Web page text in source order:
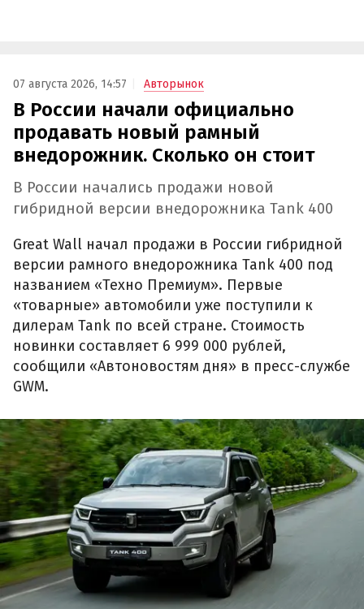
07 августа 2026, 14:57 Авторынок
В России начали официально
продавать новый рамный
внедорожник. Сколько он стоит
В России начались продажи новой
гибридной версии внедорожника Tank 400
Great Wall начал продажи в России гибридной
версии рамного внедорожника Tank 400 под
названием «Техно Премиум». Первые
«товарные» автомобили уже поступили к
дилерам Tank по всей стране. Стоимость
новинки составляет 6 999 000 рублей,
сообщили «Автоновостям дня» в пресс-службе
GWM.